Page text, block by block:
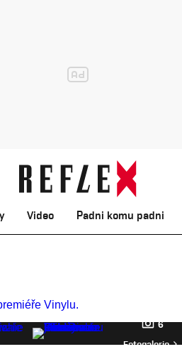
Video Padni komu padni
6
Fotogalerie